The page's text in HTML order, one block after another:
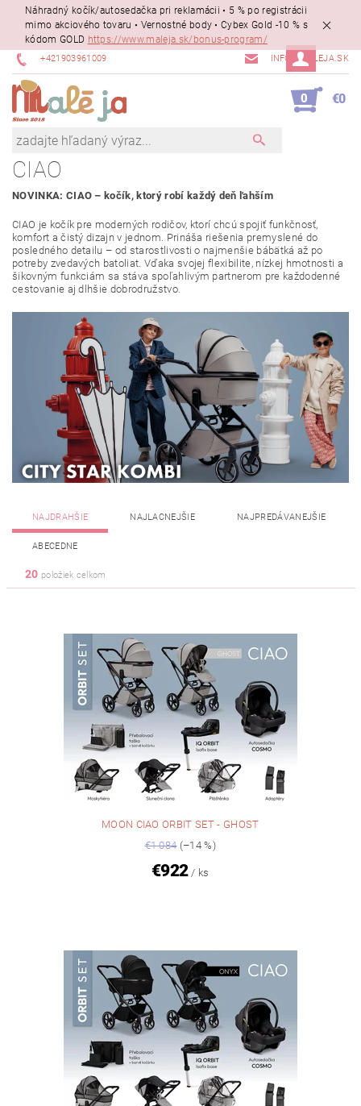
Náhradný kočík/autosedačka pri reklamácii • 5 % po registrácii
mimo akciového tovaru • Vernostné body • Cybex Gold -10 % s
kódom GOLD https://www.maleja.sk/bonus-program/
+421903961009 INFO@MALEJA.SK
0 €0
CIAO
NOVINKA: CIAO – kočík, ktorý robí každý deň ľahším
CIAO je kočík pre moderných rodičov, ktorí chcú spojiť funkčnosť,
komfort a čistý dizajn v jednom. Prináša riešenia premyslené do
posledného detailu – od starostlivosti o najmenšie bábätká až po
potreby zvedavých batoliat. Vďaka svojej flexibilite, nízkej hmotnosti a
šikovným funkciám sa stáva spoľahlivým partnerom pre každodenné
cestovanie aj dlhšie dobrodružstvo.
NAJDRAHŠIE NAJLACNEJŠIE NAJPREDÁVANEJŠIE
ABECEDNE
20 položiek celkom
MOON CIAO ORBIT SET - GHOST
€1 084(–14 %)
€922 / ks